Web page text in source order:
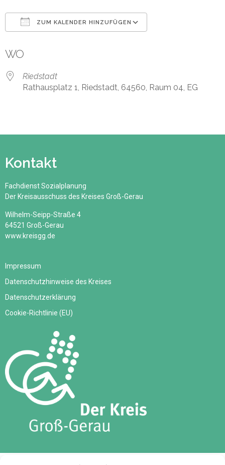
ZUM KALENDER HINZUFÜGEN
WO
Riedstadt
Rathausplatz 1, Riedstadt, 64560, Raum 04, EG
Kontakt
Fachdienst Sozialplanung
Der Kreisausschuss des Kreises Groß-Gerau
Wilhelm-Seipp-Straße 4
64521 Groß-Gerau
www.kreisgg.de
Impressum
Datenschutzhinweise des Kreises
Datenschutzerklärung
Cookie-Richtlinie (EU)